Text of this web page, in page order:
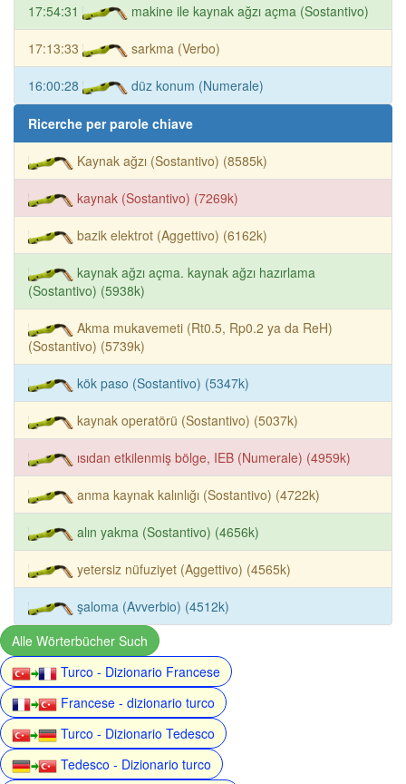
17:54:31 makine ile kaynak ağzı açma (Sostantivo)
17:13:33 sarkma (Verbo)
16:00:28 düz konum (Numerale)
Ricerche per parole chiave
Kaynak ağzı (Sostantivo) (8585k)
kaynak (Sostantivo) (7269k)
bazik elektrot (Aggettivo) (6162k)
kaynak ağzı açma. kaynak ağzı hazırlama
(Sostantivo) (5938k)
Akma mukavemeti (Rt0.5, Rp0.2 ya da ReH)
(Sostantivo) (5739k)
kök paso (Sostantivo) (5347k)
kaynak operatörü (Sostantivo) (5037k)
ısıdan etkilenmiş bölge, IEB (Numerale) (4959k)
anma kaynak kalınlığı (Sostantivo) (4722k)
alın yakma (Sostantivo) (4656k)
yetersiz nüfuziyet (Aggettivo) (4565k)
şaloma (Avverbio) (4512k)
Alle Wörterbücher Such
Turco - Dizionario Francese
Francese - dizionario turco
Turco - Dizionario Tedesco
Tedesco - Dizionario turco